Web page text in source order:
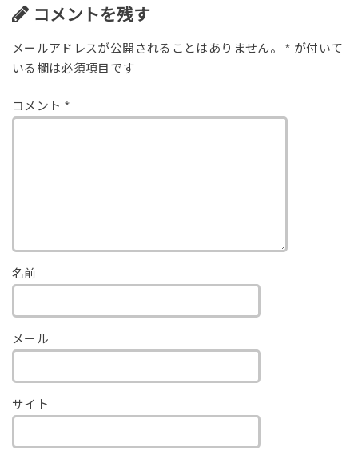
コメントを残す
メールアドレスが公開されることはありません。 * が付いて
いる欄は必須項目です
コメント *
名前
メール
サイト